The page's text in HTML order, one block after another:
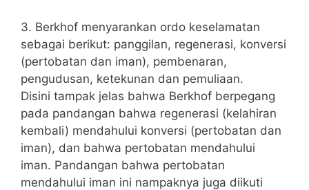
3. Berkhof menyarankan ordo keselamatan
sebagai berikut: panggilan, regenerasi, konversi
(pertobatan dan iman), pembenaran,
pengudusan, ketekunan dan pemuliaan.
Disini tampak jelas bahwa Berkhof berpegang
pada pandangan bahwa regenerasi (kelahiran
kembali) mendahului konversi (pertobatan dan
iman), dan bahwa pertobatan mendahului
iman. Pandangan bahwa pertobatan
mendahului iman ini nampaknya juga diikuti